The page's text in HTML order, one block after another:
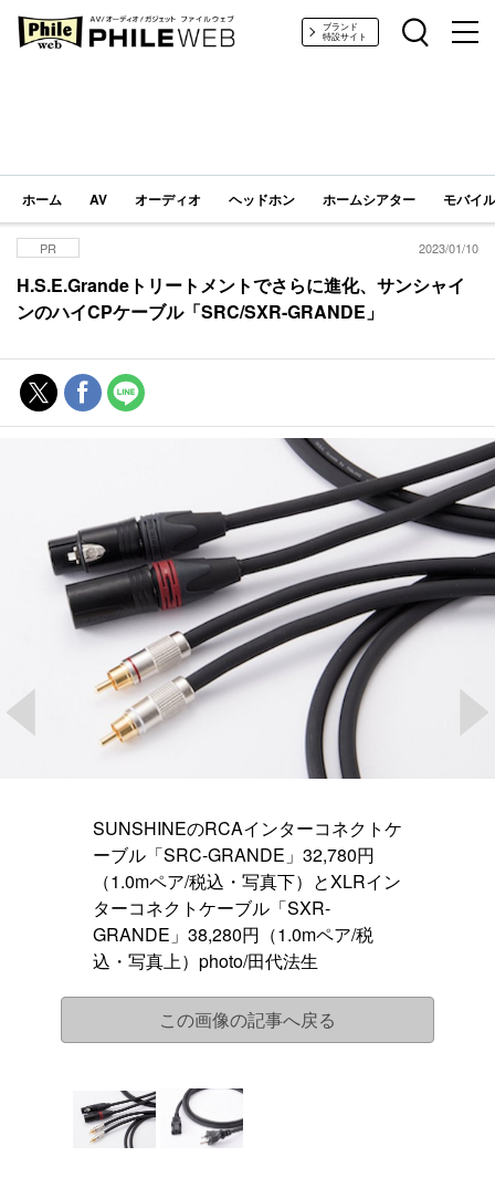
PHILE WEB｜AV/オーディオ/ガジェットブランド
特設サイト
ホーム AV オーディオ ヘッドホン ホームシアター モバイ
PR 2023/01/10
H.S.E.Grandeトリートメントでさらに進化、サンシャイ
ンのハイCPケーブル「SRC/SXR-GRANDE」
SUNSHINEのRCAインターコネクトケ
ーブル「SRC-GRANDE」32,780円
（1.0mペア/税込・写真下）とXLRイン
ターコネクトケーブル「SXR-
GRANDE」38,280円（1.0mペア/税
込・写真上）photo/田代法生
この画像の記事へ戻る